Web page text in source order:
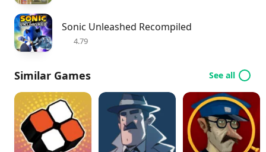
Sonic Unleashed Recompiled
4.79
Similar Games See all